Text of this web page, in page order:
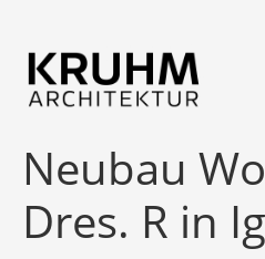
Neubau
Dres. R in